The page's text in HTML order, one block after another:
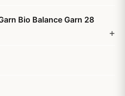
Bio Balance Garn 28